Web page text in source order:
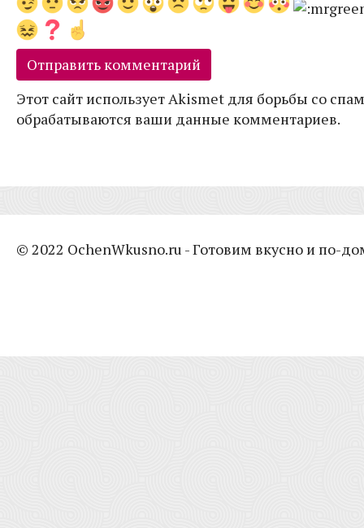
Этот сайт использует Akismet для борьбы со
обрабатываются ваши данные комментариев.
© 2022 OchenWkusno.ru - Готовим вкусно и по-